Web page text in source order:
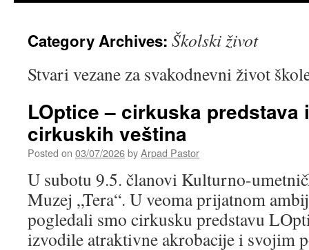
Category Archives: Školski život
Stvari vezane za svakodnevni život
LOptice – cirkuska predstava
cirkuskih veština
Posted on 03/07/2026byArpad Pastor
U subotu 9.5. članovi Kulturno-
Muzej „Tera“. U veoma prijatnom
pogledali smo cirkusku predstavu
izvodile atraktivne akrobacije i svojim